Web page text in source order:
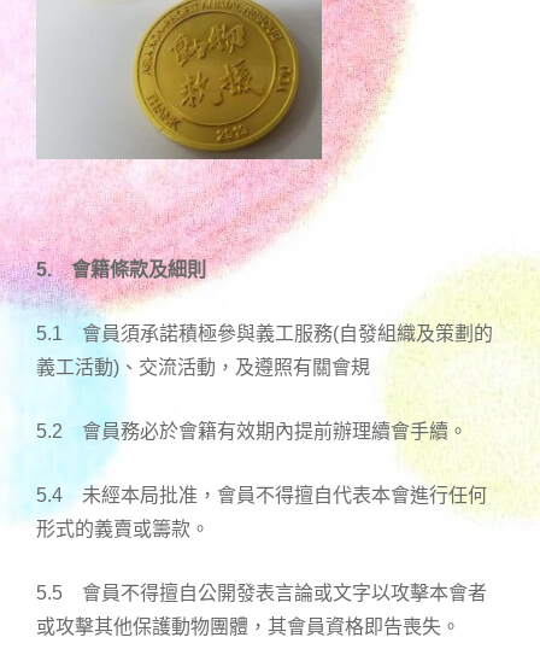
5. 會籍條款及細則
5.1 會員須承諾積極參與義工服務(自發組織及策劃的
義工活動)、交流活動，及遵照有關會規
5.2 會員務必於會籍有效期內提前辦理續會手續。
5.4 未經本局批准，會員不得擅自代表本會進行任何
形式的義賣或籌款。
5.5 會員不得擅自公開發表言論或文字以攻擊本會者
或攻擊其他保護動物團體，其會員資格即告喪失。